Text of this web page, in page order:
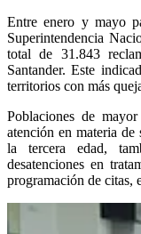
Entre enero y mayo
Superintendencia
total de 31.843
Santander. Este
territorios con más
Poblaciones de
atención en materia
la tercera edad,
desatenciones en
programación de citas,